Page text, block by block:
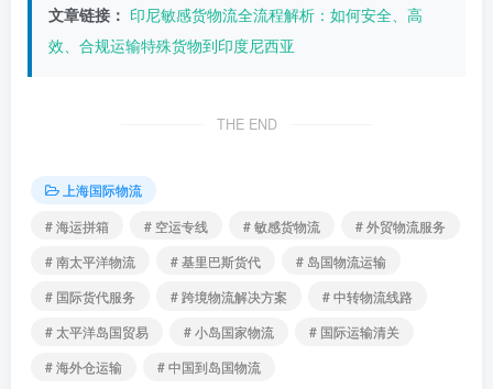
文章链接： 印尼敏感货物流全流程解析：如何安全、高
效、合规运输特殊货物到印度尼西亚
THE END
上海国际物流
# 海运拼箱
# 空运专线 # 敏感货物流
# 外贸物流服务
# 南太平洋物流
# 基里巴斯货代
# 岛国物流运输
# 国际货代服务
# 跨境物流解决方案
# 中转物流线路
# 太平洋岛国贸易
# 小岛国家物流
# 国际运输清关
# 海外仓运输
# 中国到岛国物流